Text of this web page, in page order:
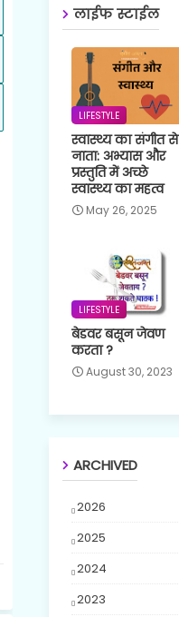
लाईफ स्टाईल
LIFESTYLE
स्वास्थ्य का संगीत से
नाता: अभ्यास और
प्रस्तुति में अच्छे
स्वास्थ्य का महत्व
May 26, 2025
LIFESTYLE
बेडवर बसून जेवण
करता ?
August 30, 2023
ARCHIVED
2026
2025
2024
2023